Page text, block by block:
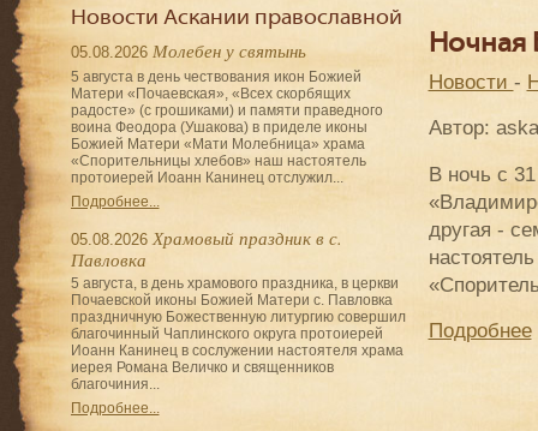
Ночная
Новости -
Автор:
В ночь с
другая -
Подробнее
Новости Аскании православной
05.08.2026 Молебен у святынь
5 августа в день чествования икон Божией
Матери «Почаевская», «Всех скорбящих
радосте» (с грошиками) и памяти праведного
воина Феодора (Ушакова) в приделе иконы
Божией Матери «Мати Молебница» храма
«Спорительницы хлебов» наш настоятель
протоиерей Иоанн Канинец отслужил...
Подробнее...
05.08.2026 Храмовый праздник в с.
Павловка
5 августа, в день храмового праздника, в церкви
Почаевской иконы Божией Матери с. Павловка
праздничную Божественную литургию совершил
благочинный Чаплинского округа протоиерей
Иоанн Канинец в сослужении настоятеля храма
иерея Романа Величко и священников
благочиния...
Подробнее...